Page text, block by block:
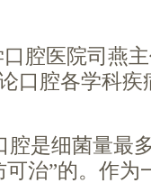
腔医院司燕
口腔各学科
腔是细菌量最
治”的。作为